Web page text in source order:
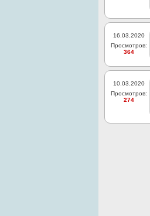
16.03.2020
Просмотров:
364
10.03.2020
Просмотров:
274